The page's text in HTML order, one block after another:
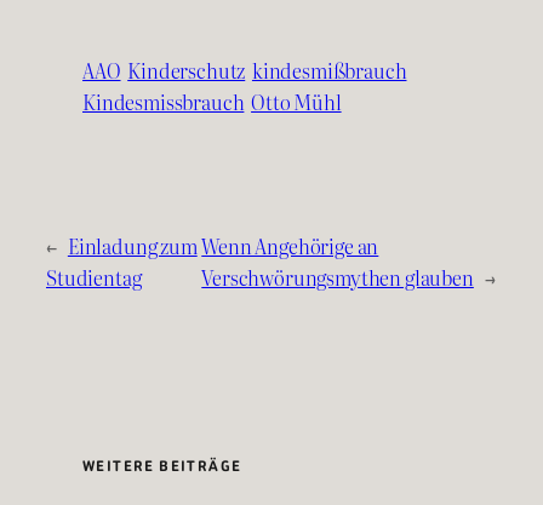
AAO Kinderschutz kindesmißbrauch
Kindesmissbrauch Otto Mühl
← Einladung zum
Studientag
Wenn Angehörige an
Verschwörungsmythen glauben →
WEITERE BEITRÄGE